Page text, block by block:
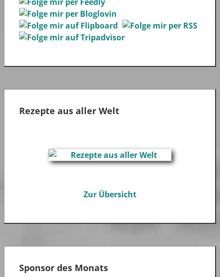
Rezepte aus aller Welt
Zur Übersicht
Sponsor des Monats